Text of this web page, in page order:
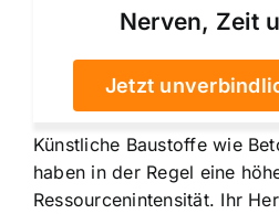
Nerven, Zeit
Jetzt
Künstliche Baustoffe wie
haben in der Regel eine
Ressourcenintensität. Ihr